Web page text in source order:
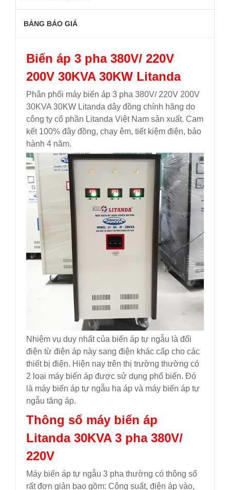
BẢNG BÁO GIÁ
Biến áp 3 pha 380V/ 220V
200V 30KVA 30KW Litanda
Phân phối máy biến áp 3 pha 380V/ 220V 200V
30KVA 30KW Litanda dây đồng chính hãng do
công ty cổ phần Litanda Việt Nam sản xuất. Cam
kết 100% đây đồng, chạy êm, tiết kiệm điện, bảo
hành 4 năm.
Nhiệm vụ duy nhất của biến áp tự ngẫu là đổi
điện từ điện áp này sang điện khác cấp cho các
thiết bị điện. Hiện nay trên thị trường thường có
2 loại máy biến áp được sử dụng phổ biến. Đó
là máy biến áp tự ngẫu hạ áp và máy biến áp tự
ngẫu tăng áp.
Thông số máy biến áp
Litanda 30KVA 3 pha 380V/
220V
Máy biến áp tự ngẫu 3 pha thường có thông số
rất đơn giản bao gồm: Công suất, điện áp vào,